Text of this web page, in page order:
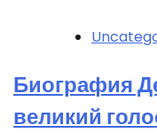
Биография
великий